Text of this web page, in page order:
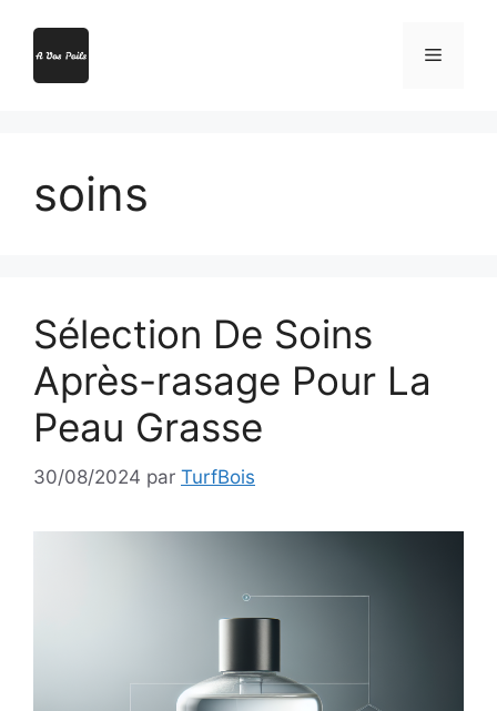
Menu
soins
Sélection De Soins
Après-rasage Pour La
Peau Grasse
30/08/2024 par TurfBois